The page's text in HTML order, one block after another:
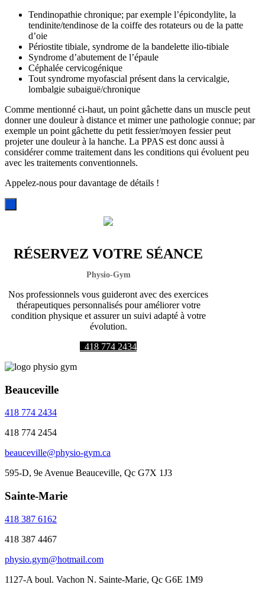
Tendinopathie chronique; par exemple l’épicondylite, la
tendinite/tendinose de la coiffe des rotateurs ou de la patte
d’oie
Périostite tibiale, syndrome de la bandelette ilio-tibiale
Syndrome d’abutement de l’épaule
Céphalée cervicogénique
Tout syndrome myofascial présent dans la cervicalgie,
lombalgie subaiguë/chronique
Comme mentionné ci-haut, un point gâchette dans un muscle peut
donner une douleur à distance et mimer une pathologie connue; par
exemple un point gâchette du petit fessier/moyen fessier peut
projeter une douleur à la hanche. La PPAS est donc aussi à
considérer comme traitement dans les conditions qui évoluent peu
avec les traitements conventionnels.
Appelez-nous pour davantage de détails !
RÉSERVEZ VOTRE SÉANCE
Physio-Gym
Nos professionnels vous guideront avec des exercices
thérapeutiques personnalisés pour améliorer votre
condition physique et assurer un suivi adapté à votre
évolution.
418 774 2434
Beauceville
418 774 2434
418 774 2454
beauceville@physio-gym.ca
595-D, 9e Avenue Beauceville, Qc G7X 1J3
Sainte-Marie
418 387 6162
418 387 4467
physio.gym@hotmail.com
1127-A boul. Vachon N. Sainte-Marie, Qc G6E 1M9